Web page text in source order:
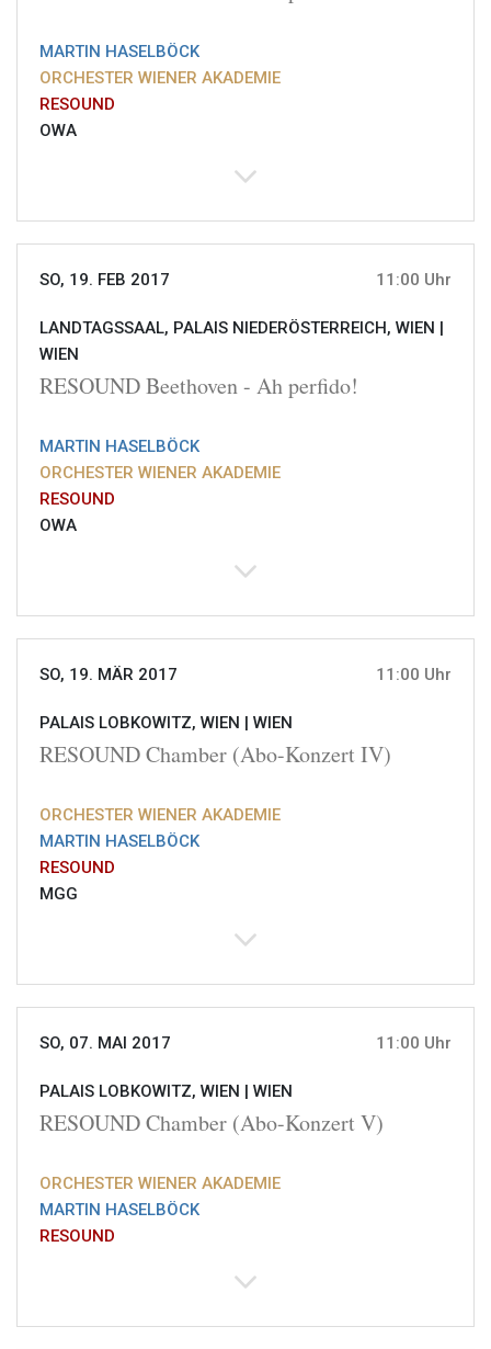
MARTIN HASELBÖCK
ORCHESTER WIENER AKADEMIE
RESOUND
OWA
SO, 19. FEB 2017 11:00 Uhr
LANDTAGSSAAL, PALAIS NIEDERÖSTERREICH, WIEN |
WIEN
RESOUND Beethoven - Ah perfido!
MARTIN HASELBÖCK
ORCHESTER WIENER AKADEMIE
RESOUND
OWA
SO, 19. MÄR 2017 11:00 Uhr
PALAIS LOBKOWITZ, WIEN | WIEN
RESOUND Chamber (Abo-Konzert IV)
ORCHESTER WIENER AKADEMIE
MARTIN HASELBÖCK
RESOUND
MGG
SO, 07. MAI 2017 11:00 Uhr
PALAIS LOBKOWITZ, WIEN | WIEN
RESOUND Chamber (Abo-Konzert V)
ORCHESTER WIENER AKADEMIE
MARTIN HASELBÖCK
RESOUND